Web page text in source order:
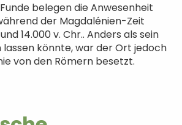
belegen die Anwesenheit
der Magdalénien-Zeit
14.000 v. Chr.. Anders als sein
könnte, war der Ort jedoch
von den Römern besetzt.